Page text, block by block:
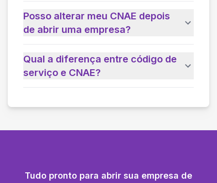
Posso alterar meu CNAE depois
de abrir uma empresa?
Qual a diferença entre código de
serviço e CNAE?
Tudo pronto para abrir sua empresa de